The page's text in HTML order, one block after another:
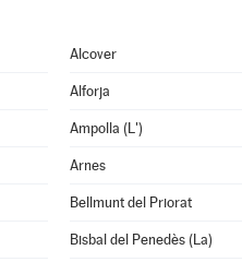
Alcover
Alforja
Ampolla (L')
Arnes
Bellmunt del Priorat
Bisbal del Penedès (La)